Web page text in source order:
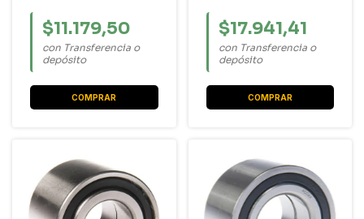
$11.179,50
con Transferencia o
depósito
$17.941,41
con Transferencia o
depósito